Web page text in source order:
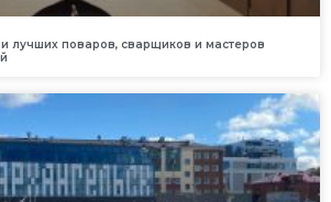
лучших поваров, сварщиков и мастеров